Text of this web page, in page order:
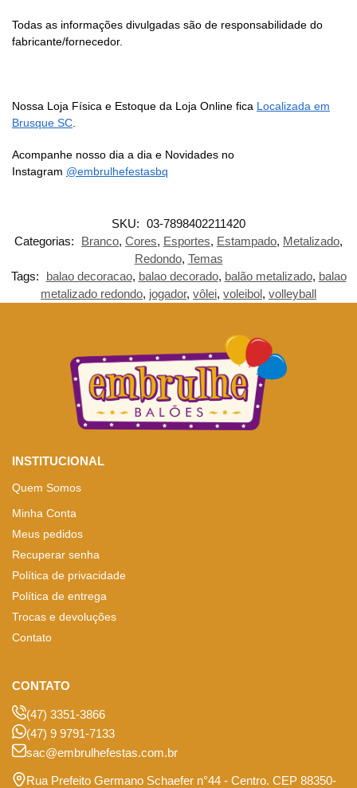
Todas as informações divulgadas são de responsabilidade do
fabricante/fornecedor.
Nossa Loja Física e Estoque da Loja Online fica Localizada em
Brusque SC
Acompanhe nosso dia a dia e Novidades no
Instagram @embrulhefestasbq
SKU: 03-7898402211420
Categorias:
Branco, Cores, Esportes, Estampado, Metalizado,
Redondo, Temas
Tags:
balao decoracao, balao decorado, balão metalizado, balao
metalizado redondo, jogador, vôlei, voleibol, volleyball
INSTITUCIONAL
Quem Somos
Minha Conta
Meus pedidos
Recuperar senha
Política de privacidade
Política de entrega
Trocas e devoluções
Contato
CONTATO
(47) 3351-3866
(47) 9 9791-7133
sac@embrulhefestas.com.br
Rua Prefeito Germano Schaefer n°44 - Centro. CEP 88350-